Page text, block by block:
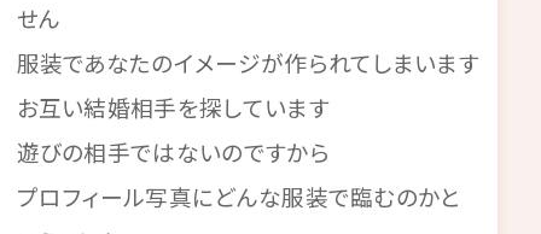
せん
服装であなたのイメージが作られてしまいます
お互い結婚相手を探しています
遊びの相手ではないのですから
プロフィール写真にどんな服装で臨むのかと